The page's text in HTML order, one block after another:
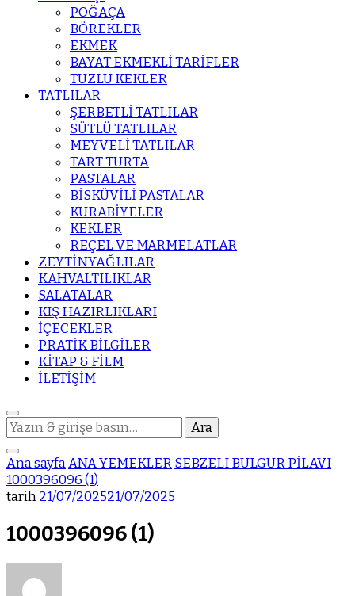
POĞAÇA
BÖREKLER
EKMEK
BAYAT EKMEKLİ TARİFLER
TUZLU KEKLER
TATLILAR
ŞERBETLİ TATLILAR
SÜTLÜ TATLILAR
MEYVELİ TATLILAR
TART TURTA
PASTALAR
BİSKÜVİLİ PASTALAR
KURABİYELER
KEKLER
REÇEL VE MARMELATLAR
ZEYTİNYAĞLILAR
KAHVALTILIKLAR
SALATALAR
KIŞ HAZIRLIKLARI
İÇECEKLER
PRATİK BİLGİLER
KİTAP & FİLM
İLETİŞİM
Bir
şey
mi
arıyorsunuz?
Ana sayfaANA YEMEKLERSEBZELI BULGUR PİLAVI
1000396096 (1)
tarih21/07/202521/07/2025
1000396096 (1)